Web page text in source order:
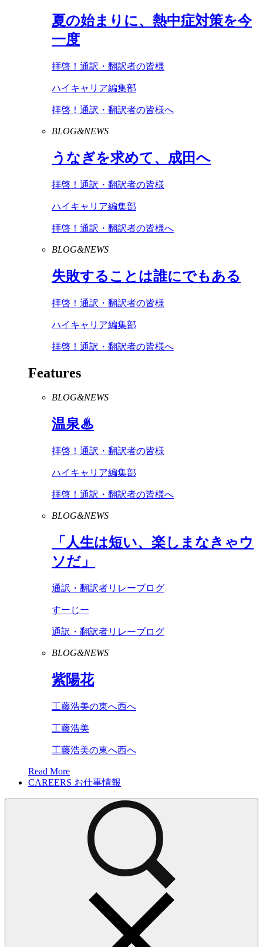
夏の始まりに、熱中症対策を今
一度
拝啓！通訳・翻訳者の皆様
ハイキャリア編集部
拝啓！通訳・翻訳者の皆様へ
BLOG&NEWS
うなぎを求めて、成田へ
拝啓！通訳・翻訳者の皆様
ハイキャリア編集部
拝啓！通訳・翻訳者の皆様へ
BLOG&NEWS
失敗することは誰にでもある
拝啓！通訳・翻訳者の皆様
ハイキャリア編集部
拝啓！通訳・翻訳者の皆様へ
Features
BLOG&NEWS
温泉♨
拝啓！通訳・翻訳者の皆様
ハイキャリア編集部
拝啓！通訳・翻訳者の皆様へ
BLOG&NEWS
「人生は短い、楽しまなきゃウ
ソだ」
通訳・翻訳者リレーブログ
すーじー
通訳・翻訳者リレーブログ
BLOG&NEWS
紫陽花
工藤浩美の東へ西へ
工藤浩美
工藤浩美の東へ西へ
Read More
CAREERS お仕事情報